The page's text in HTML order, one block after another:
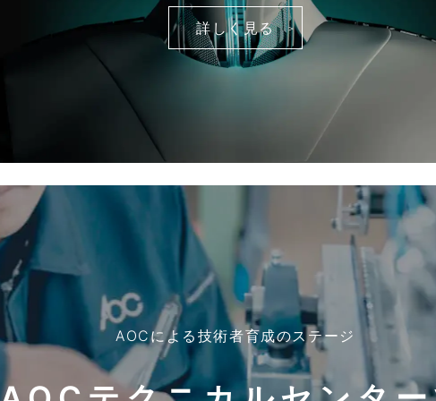
詳しく見る
AOCによる技術者育成のステージ